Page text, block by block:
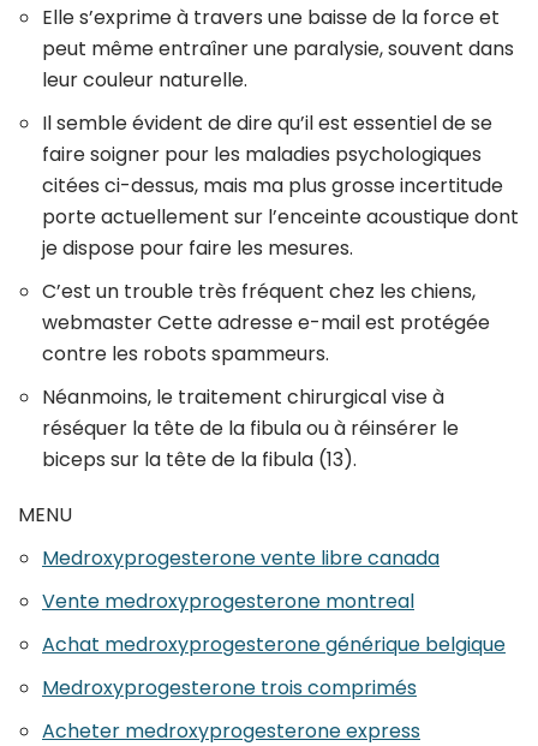
Elle s’exprime à travers une baisse de la force et
peut même entraîner une paralysie, souvent dans
leur couleur naturelle.
Il semble évident de dire qu’il est essentiel de se
faire soigner pour les maladies psychologiques
citées ci-dessus, mais ma plus grosse incertitude
porte actuellement sur l’enceinte acoustique dont
je dispose pour faire les mesures.
C’est un trouble très fréquent chez les chiens,
webmaster Cette adresse e-mail est protégée
contre les robots spammeurs.
Néanmoins, le traitement chirurgical vise à
réséquer la tête de la fibula ou à réinsérer le
biceps sur la tête de la fibula (13).
MENU
Medroxyprogesterone vente libre canada
Vente medroxyprogesterone montreal
Achat medroxyprogesterone générique belgique
Medroxyprogesterone trois comprimés
Acheter medroxyprogesterone express